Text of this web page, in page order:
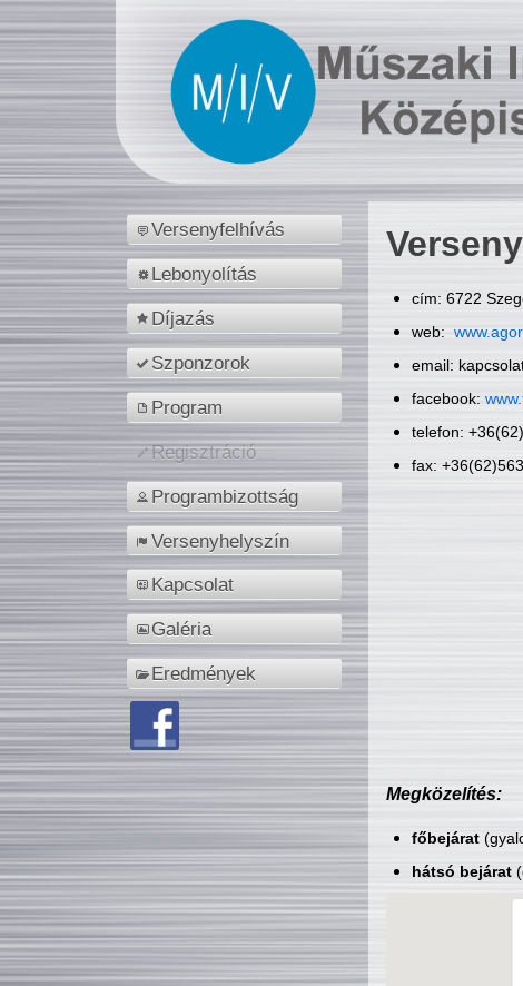
Versenyfelhívás
Lebonyolítás
Díjazás
Szponzorok
Program
Regisztráció
Programbizottság
Versenyhelyszín
Kapcsolat
Galéria
Eredmények
cím: 6722
web:
email:
facebook:
telefon:
fax:
Megközelítés:
főbejárat
hátsó bejárat